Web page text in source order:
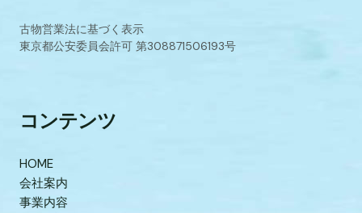
古物営業法に基づく表示
東京都公安委員会許可 第308871506193号
コンテンツ
HOME
会社案内
事業内容